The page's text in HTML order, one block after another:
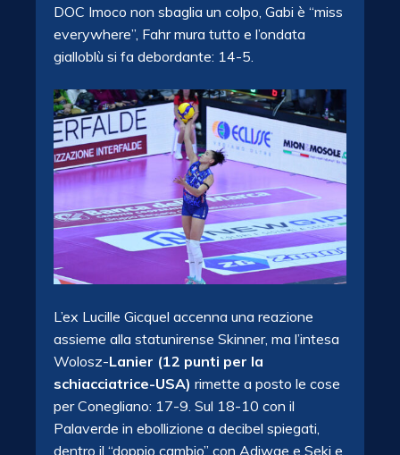
DOC Imoco non sbaglia un colpo, Gabi è “miss
everywhere”, Fahr mura tutto e l’ondata
gialloblù si fa debordante: 14-5.
L’ex Lucille Gicquel accenna una reazione
assieme alla statunirense Skinner, ma l’intesa
Wolosz-Lanier (12 punti per la
schiacciatrice-USA) rimette a posto le cose
per Conegliano: 17-9. Sul 18-10 con il
Palaverde in ebollizione a decibel spiegati,
dentro il “doppio cambio” con Adiwge e Seki e